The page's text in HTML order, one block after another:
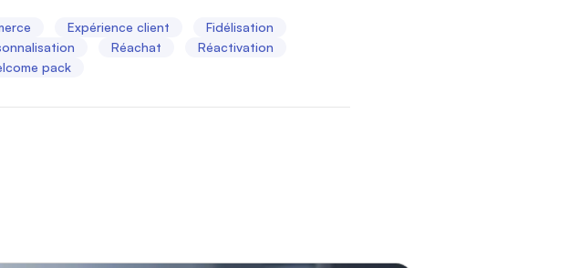
Expérience client
Fidélisation
Réachat
Réactivation
pack